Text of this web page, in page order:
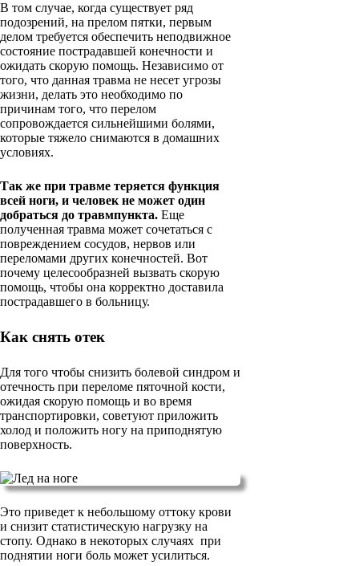
В том случае, когда существует ряд
подозрений, на прелом пятки, первым
делом требуется обеспечить неподвижное
состояние пострадавшей конечности и
ожидать скорую помощь. Независимо от
того, что данная травма не несет угрозы
жизни, делать это необходимо по
причинам того, что перелом
сопровождается сильнейшими болями,
которые тяжело снимаются в домашних
условиях.
Так же при травме теряется функция
всей ноги, и человек не может один
добраться до травмпункта. Еще
полученная травма может сочетаться с
повреждением сосудов, нервов или
переломами других конечностей. Вот
почему целесообразней вызвать скорую
помощь, чтобы она корректно доставила
пострадавшего в больницу.
Как снять отек
Для того чтобы снизить болевой синдром и
отечность при переломе пяточной кости,
ожидая скорую помощь и во время
транспортировки, советуют приложить
холод и положить ногу на приподнятую
поверхность.
Это приведет к небольшому оттоку крови
и снизит статистическую нагрузку на
стопу. Однако в некоторых случаях при
поднятии ноги боль может усилиться.